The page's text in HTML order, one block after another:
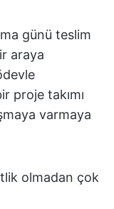
günü teslim
araya
proje takımı
varmaya
olmadan çok